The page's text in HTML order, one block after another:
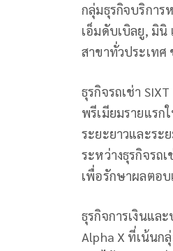
กลุ่มธุรกิจบริการ
เอ็มดับเบิลยู, มินิ
สาขาทั่วประเทศ
ธุรกิจรถเช่า
พรีเมียมรายแรก
ระยะยาวและระ
ระหว่างธุรกิจรถ
เพื่อรักษาผลตอ
ธุรกิจการเงินแล
Alpha X ที่เน้นก